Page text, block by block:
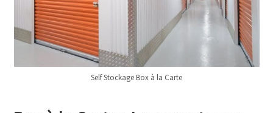
Self Stockage Box à la Carte